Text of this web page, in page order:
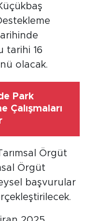
tarihi 16
olacak.
Park
Çalışmaları
Örgüt
Örgüt
başvurular